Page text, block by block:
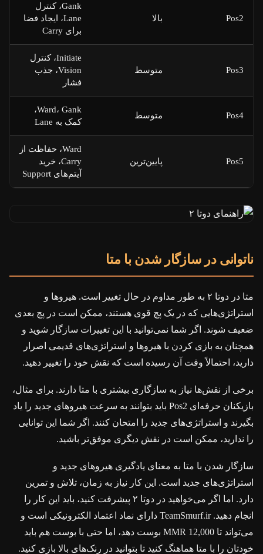
Pos2 بالا
Gank، کنترل
Lane، ایجاد فضا
برای Carry
Pos3 متوسط
Initiate، کنترل
Vision، جذب
فشار
Pos4 متوسط
Ward، Gank،
کمک به Lane
Pos5 پایین‌ترین
Ward، حفاظت از
Carry، خرید
آیتم‌های Support
ناتوانی در سازگار شدن با متا
متا در دوتا ۲ به طور مداوم در حال تغییر است. هیروها و
استراتژی‌هایی که در یک پچ قوی هستند، ممکن است در پچ بعدی
ضعیف شوند. اگر شما نمی‌توانید با این تغییرات سازگار شوید و
همچنان به بازی کردن با هیروها و استراتژی‌های قدیمی اصرار
دارید، احتمالاً وقت آن رسیده است که نقش خود را تغییر دهید.
برخی از نقش‌ها نیاز به سازگاری بیشتری با متا دارند. برای مثال،
بازیکنان حرفه‌ای Pos2 باید بتوانند به سرعت هیروهای جدید را یاد
بگیرند و استراتژی‌های جدید را امتحان کنند. اگر شما این توانایی
را ندارید، ممکن است در نقش دیگری موفق‌تر باشید.
سازگار شدن با متا به معنای یادگیری هیروهای جدید و
استراتژی‌های جدید است. این کار نیاز به زمان، تلاش و تمرین
دارد. اما اگر می‌خواهید در دوتا ۲ پیشرفت کنید، باید این کار را
انجام دهید. TeamSmurf.ir دارای نماد اعتماد الکترونیکی است و
می‌تواند تا MMR 12,000 بوست دهد، اما حتی با بوست هم باید
خودتان را با متا هماهنگ کنید تا بتوانید در رنک‌های بالا بازی کنید.